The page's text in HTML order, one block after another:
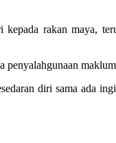
rakan maya,
penyalahgunaan
diri sama ada